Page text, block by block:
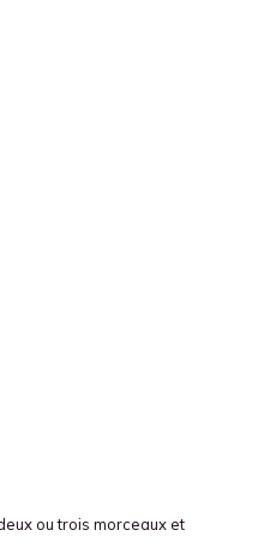
ou trois morceaux et